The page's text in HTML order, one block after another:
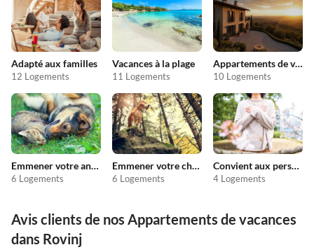
Adapté aux familles
12 Logements
Vacances à la plage
11 Logements
Appartements de vacances pas chers
10 Logements
Emmener votre animal en vacances
6 Logements
Emmener votre chien en vacances
6 Logements
Convient aux personnes allergiques
4 Logements
Avis clients de nos Appartements de vacances
dans Rovinj